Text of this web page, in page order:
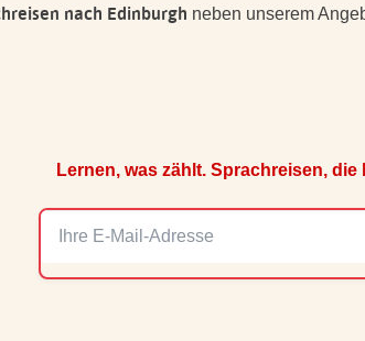
nach Edinburgh neben unserem
Lernen, was zählt. Sprachreisen,